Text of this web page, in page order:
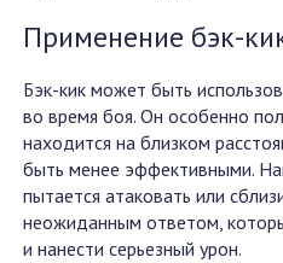
Применение бэк-
Бэк-кик может быть
во время боя. Он особенно
находится на близком
быть менее эффективными.
пытается атаковать или
неожиданным ответом,
и нанести серьезный урон.